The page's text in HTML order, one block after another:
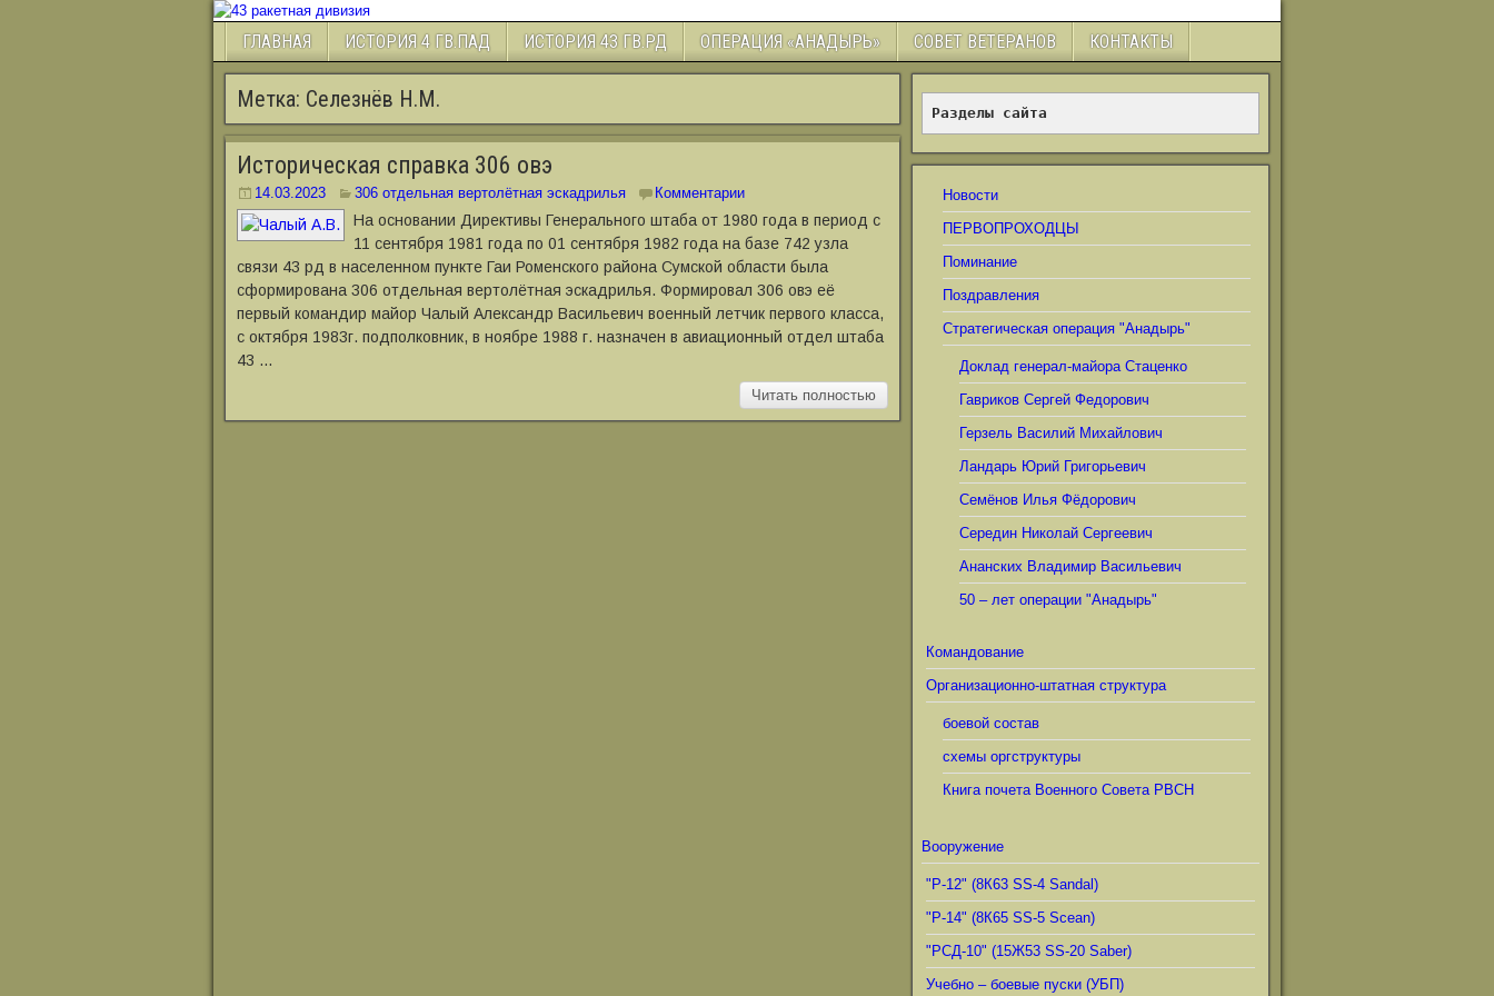
ГЛАВНАЯ ИСТОРИЯ 4 ГВ.ПАД ИСТОРИЯ 43 ГВ.РД ОПЕРАЦИЯ «АНАДЫРЬ» СОВЕТ ВЕТЕРАНОВ КОНТАКТЫ
Метка: Селезнёв Н.М.
Историческая справка 306 овэ
14.03.2023 306 отдельная вертолётная эскадрилья Комментарии
На основании Директивы Генерального штаба от 1980 года в период с
11 сентября 1981 года по 01 сентября 1982 года на базе 742 узла
связи 43 рд в населенном пункте Гаи Роменского района Сумской области была
сформирована 306 отдельная вертолётная эскадрилья. Формировал 306 овэ её
первый командир майор Чалый Александр Васильевич военный летчик первого класса,
с октября 1983г. подполковник, в ноябре 1988 г. назначен в авиационный отдел штаба
43 …
Читать полностью
Разделы сайта
Новости
ПЕРВОПРОХОДЦЫ
Поминание
Поздравления
Стратегическая операция "Анадырь"
Доклад генерал-майора Стаценко
Гавриков Сергей Федорович
Герзель Василий Михайлович
Ландарь Юрий Григорьевич
Семёнов Илья Фёдорович
Середин Николай Сергеевич
Ананских Владимир Васильевич
50 – лет операции "Анадырь"
Командование
Организационно-штатная структура
боевой состав
схемы оргструктуры
Книга почета Военного Совета РВСН
Вооружение
"Р-12" (8К63 SS-4 Sandal)
"Р-14" (8К65 SS-5 Scean)
"РСД-10" (15Ж53 SS-20 Saber)
Учебно – боевые пуски (УБП)